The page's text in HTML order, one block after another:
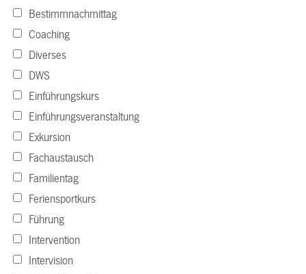
Bestimmnachmittag
Coaching
Diverses
DWS
Einführungskurs
Einführungsveranstaltung
Exkursion
Fachaustausch
Familientag
Feriensportkurs
Führung
Intervention
Intervision